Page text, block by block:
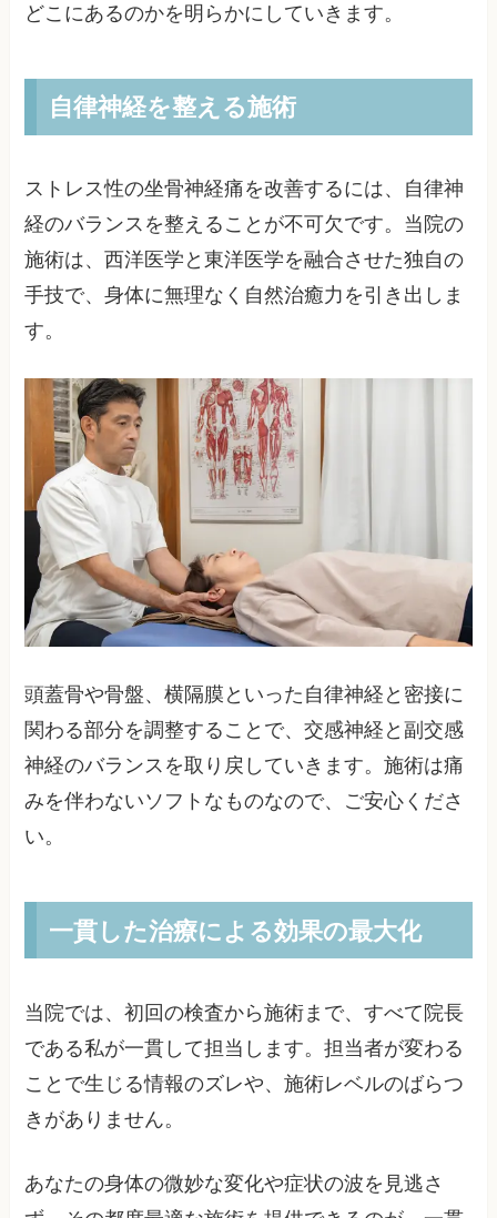
どこにあるのかを明らかにしていきます。
自律神経を整える施術
ストレス性の坐骨神経痛を改善するには、自律神
経のバランスを整えることが不可欠です。当院の
施術は、西洋医学と東洋医学を融合させた独自の
手技で、身体に無理なく自然治癒力を引き出しま
す。
頭蓋骨や骨盤、横隔膜といった自律神経と密接に
関わる部分を調整することで、交感神経と副交感
神経のバランスを取り戻していきます。施術は痛
みを伴わないソフトなものなので、ご安心くださ
い。
一貫した治療による効果の最大化
当院では、初回の検査から施術まで、すべて院長
である私が一貫して担当します。担当者が変わる
ことで生じる情報のズレや、施術レベルのばらつ
きがありません。
あなたの身体の微妙な変化や症状の波を見逃さ